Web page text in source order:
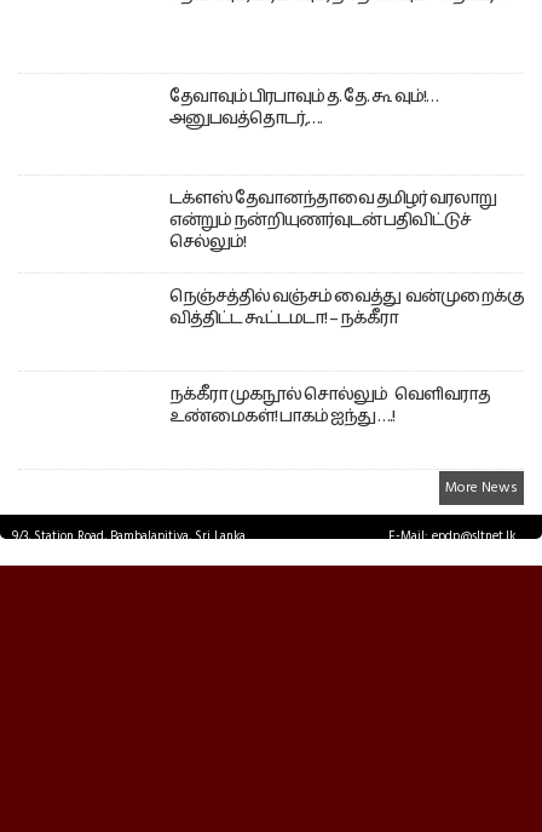
தேவாவும் பிரபாவும் த. தே. கூ வும்!…
அனுபவத்தொடர்,….
டக்ளஸ் தேவானந்தாவை தமிழர் வரலாறு
என்றும் நன்றியுணர்வுடன் பதிவிட்டுச்
செல்லும்!
நெஞ்சத்தில் வஞ்சம் வைத்து வன்முறைக்கு
வித்திட்ட கூட்டமடா! – நக்கீரா
நக்கீரா முகநூல் சொல்லும் வெளிவராத
உண்மைகள்! பாகம் ஐந்து ….!
More News
9/3, Station Road, Bambalapitiya, Sri Lanka.
E-Mail: epdp@sltnet.lk